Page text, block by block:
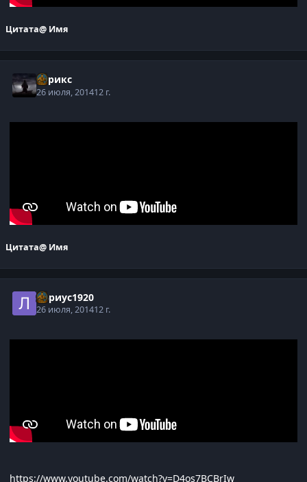
Цитата@ Имя
Стрикс
26 июля, 201412 г.
Цитата@ Имя
Лариус1920
26 июля, 201412 г.
https://www.youtube.com/watch?v=D4os7BCBrIw